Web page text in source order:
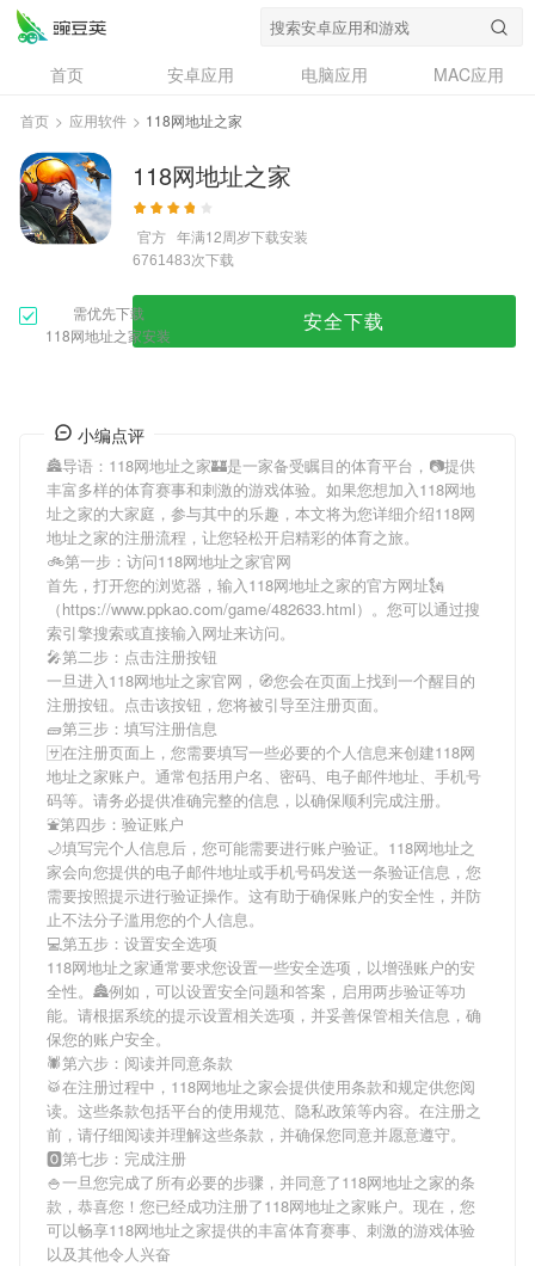
首页 安卓应用 电脑应用
MAC应用
资讯
专题
问答
首页 > 应用软件 > 118网地址之家
118网地址之家
官方 年满12周岁下载安装
6761483次下载
需优先下载
118网地址之家安装
安全下载
小编点评
🏯导语： 118网地址之家🏰是一家备受瞩目的体育平台，📷提供
丰富多样的体育赛事和刺激的游戏体验。如果您想加入118网地
址之家的大家庭，参与其中的乐趣，本文将为您详细介绍118网
地址之家的注册流程，让您轻松开启精彩的体育之旅。
🚲第一步：访问118网地址之家官网
首先，打开您的浏览器，输入118网地址之家的官方网址🗽
（https://www.ppkao.com/game/482633.html）。您可以通过搜
索引擎搜索或直接输入网址来访问。
🎤第二步：点击注册按钮
一旦进入118网地址之家官网，🧭您会在页面上找到一个醒目的
注册按钮。点击该按钮，您将被引导至注册页面。
🧱第三步：填写注册信息
🈂在注册页面上，您需要填写一些必要的个人信息来创建118网
地址之家账户。通常包括用户名、密码、电子邮件地址、手机号
码等。请务必提供准确完整的信息，以确保顺利完成注册。
⛲️第四步：验证账户
🌙填写完个人信息后，您可能需要进行账户验证。 118网地址之
家会向您提供的电子邮件地址或手机号码发送一条验证信息，您
需要按照提示进行验证操作。这有助于确保账户的安全性，并防
止不法分子滥用您的个人信息。
💻第五步：设置安全选项
118网地址之家通常要求您设置一些安全选项，以增强账户的安
全性。🏯例如，可以设置安全问题和答案，启用两步验证等功
能。请根据系统的提示设置相关选项，并妥善保管相关信息，确
保您的账户安全。
🕷第六步：阅读并同意条款
🥁在注册过程中， 118网地址之家会提供使用条款和规定供您阅
读。这些条款包括平台的使用规范、隐私政策等内容。在注册之
前，请仔细阅读并理解这些条款，并确保您同意并愿意遵守。
🅾第七步：完成注册
🍚一旦您完成了所有必要的步骤，并同意了118网地址之家的条
款，恭喜您！您已经成功注册了118网地址之家账户。现在，您
可以畅享118网地址之家提供的丰富体育赛事、刺激的游戏体验
以及其他令人兴奋